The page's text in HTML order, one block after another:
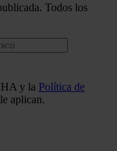
Todos los
y la Política de
aplican.